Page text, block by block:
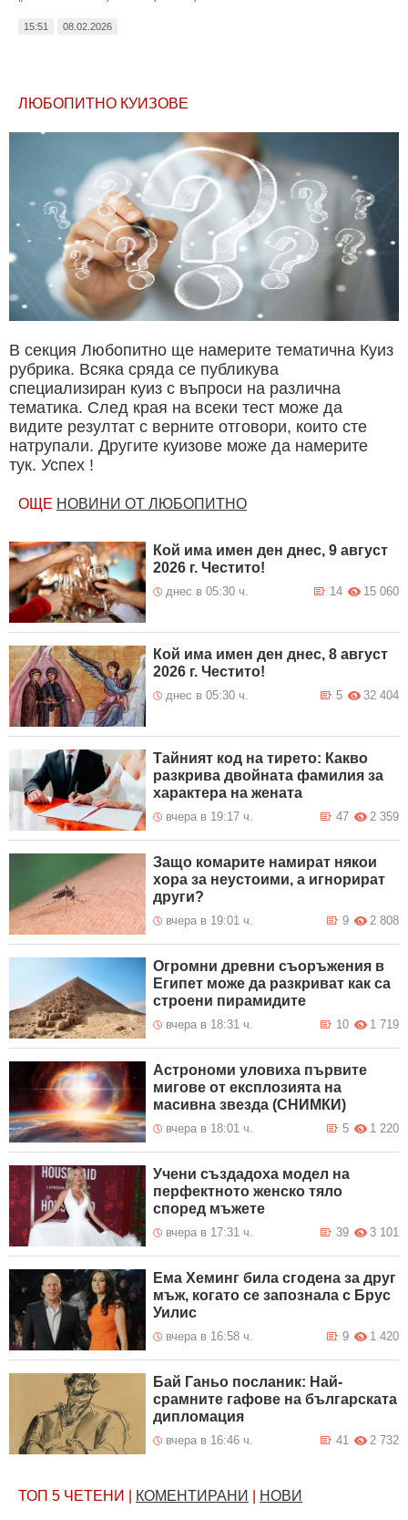
15:51 08.02.2026
ЛЮБОПИТНО КУИЗОВЕ
В секция Любопитно ще намерите тематична Куиз
рубрика. Всяка сряда се публикува
специализиран куиз с въпроси на различна
тематика. След края на всеки тест може да
видите резултат с верните отговори, които сте
натрупали. Другите куизове може да намерите
тук. Успех !
ОЩЕ НОВИНИ ОТ ЛЮБОПИТНО
Кой има имен ден днес, 9 август
2026 г. Честито!
днес в 05:30 ч. 15 060
14
Кой има имен ден днес, 8 август
2026 г. Честито!
днес в 05:30 ч. 32 404
5
Тайният код на тирето: Какво
разкрива двойната фамилия за
характера на жената
вчера в 19:17 ч. 2 359
47
Защо комарите намират някои
хора за неустоими, а игнорират
други?
вчера в 19:01 ч. 2 808
9
Огромни древни съоръжения в
Египет може да разкриват как са
строени пирамидите
вчера в 18:31 ч. 1 719
10
Астрономи уловиха първите
мигове от експлозията на
масивна звезда (СНИМКИ)
вчера в 18:01 ч. 1 220
5
Учени създадоха модел на
перфектното женско тяло
според мъжете
вчера в 17:31 ч. 3 101
39
Ема Хеминг била сгодена за друг
мъж, когато се запознала с Брус
Уилис
вчера в 16:58 ч. 1 420
9
Бай Ганьо посланик: Най-
срамните гафове на българската
дипломация
вчера в 16:46 ч. 2 732
41
ТОП 5 ЧЕТЕНИ КОМЕНТИРАНИ НОВИ